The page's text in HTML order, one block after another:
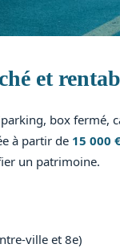
et
box fermé,
à partir de 15 000
un patrimoine.
ville et 8e)